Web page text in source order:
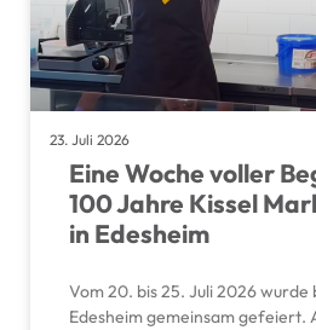
Eine Woche voller
100 Jahre Kissel
in Edesheim
Vom 20. bis 25. Juli 2026 wurde
Edesheim gemeinsam gefeiert.
23. Juli 2026